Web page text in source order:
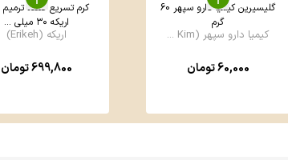
گلیسیرین کیمیا دارو سپهر 60
گرم
کیمیا دارو سپهر (Kim ...
60,000تومان
کرم تسریع کننده
اریکه ۳۰ میلی ...
اریکه (Erikeh)
699,800تومان